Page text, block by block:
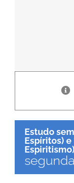
Estudo
Espíritos) e
Espiritismo)